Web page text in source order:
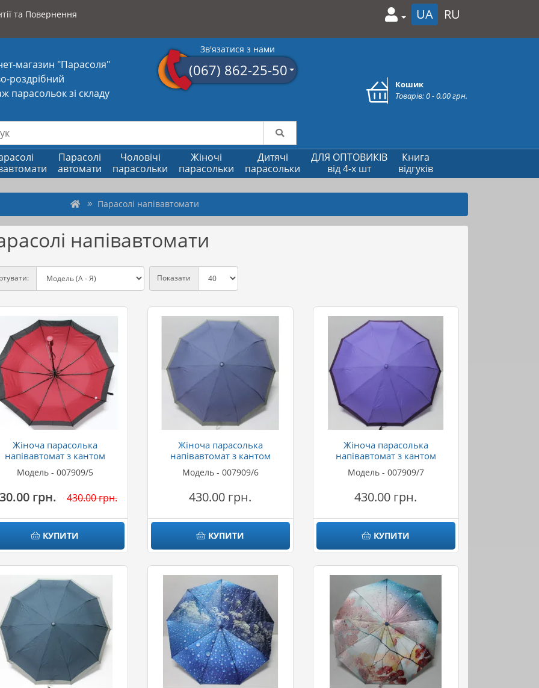
та Повернення UA RU
магазин "Парасоля"
роздрібний
парасольок зі складу
Зв'язатися з нами
(067) 862-25-50
Кошик
Товарів: 0 - 0.00 грн.
Парасолі
автомати
Чоловічі
парасольки
Жіночі
парасольки
Дитячі
парасольки
ДЛЯ ОПТОВИКІВ
від 4-х шт
Книга
відгуків
Парасолі напівавтомати
напівавтомати
Показати
Жіноча парасолька
напівавтомат з кантом
Модель - 007909/5
грн. 430.00 грн.
КУПИТИ
Жіноча парасолька
напівавтомат з кантом
Модель - 007909/6
430.00 грн.
КУПИТИ
Жіноча парасолька
напівавтомат з кантом
Модель - 007909/7
430.00 грн.
КУПИТИ